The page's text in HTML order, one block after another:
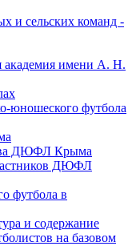
и сельских команд -
академия имени А. Н.
юношеского футбола
ДЮФЛ Крыма
ДЮФЛ
футбола в
и содержание
на базовом